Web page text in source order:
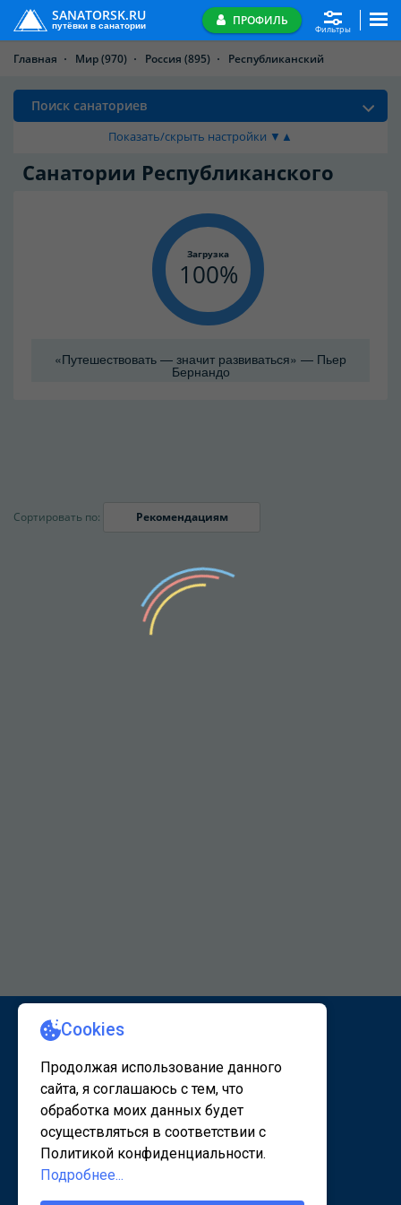
SANATORSK.RU
путёвки в санатории ПРОФИЛЬ
Фильтры
Главная Мир(970) Россия (895) Республиканский
Поиск санаториев
Показать/скрыть настройки ▼▲
Санатории Республиканского
Загрузка
100
«Путешествовать — значит развиваться» — Пьер
Бернандо
Сортировать по: Рекомендациям
КАРТА САЙТА 1 КАРТА САЙТА 2
© 2020 - 2026, www.sanatorsk.ru